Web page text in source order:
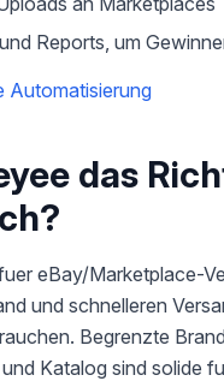
Reports, um
Automatisierung
das
eBay/Marketplace-
und schnelleren
Begrenzte
Katalog sind solide